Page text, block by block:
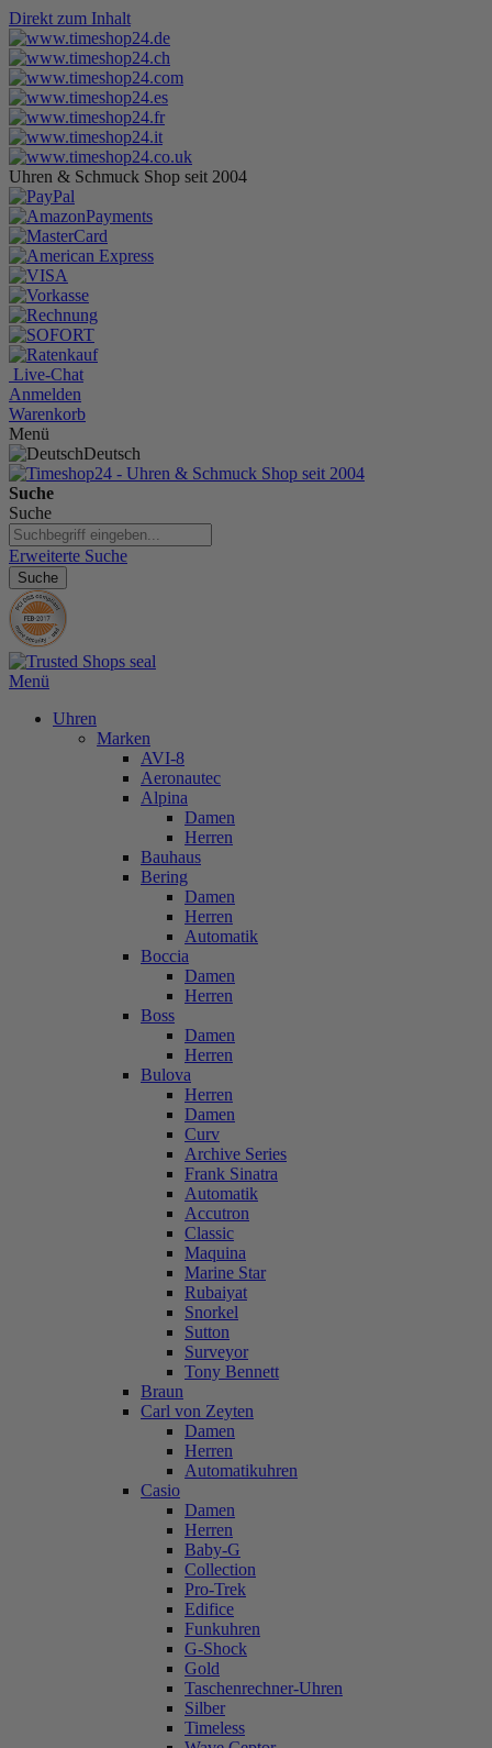
Direkt zum Inhalt
Uhren & Schmuck Shop seit 2004
Live-Chat
Anmelden
Warenkorb
Menü
Deutsch
Suche
Suche
Erweiterte Suche
Suche
Menü
Uhren
Marken
AVI-8
Aeronautec
Alpina
Damen
Herren
Bauhaus
Bering
Damen
Herren
Automatik
Boccia
Damen
Herren
Boss
Damen
Herren
Bulova
Herren
Damen
Curv
Archive Series
Frank Sinatra
Automatik
Accutron
Classic
Maquina
Marine Star
Rubaiyat
Snorkel
Sutton
Surveyor
Tony Bennett
Braun
Carl von Zeyten
Damen
Herren
Automatikuhren
Casio
Damen
Herren
Baby-G
Collection
Pro-Trek
Edifice
Funkuhren
G-Shock
Gold
Taschenrechner-Uhren
Silber
Timeless